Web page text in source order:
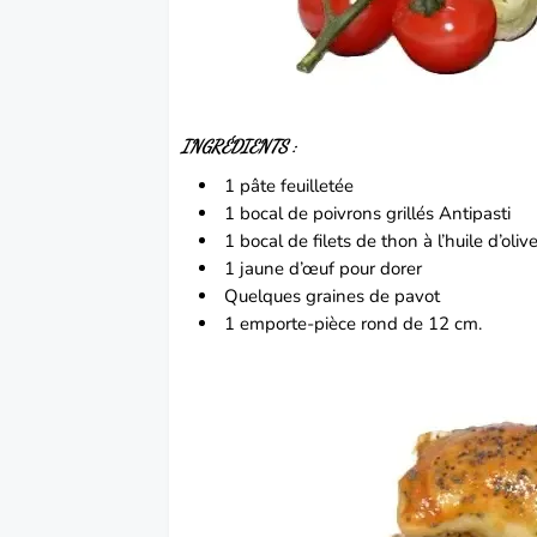
INGRÉDIENTS :
1 pâte feuilletée
1 bocal de poivrons grillés Antipasti
1 bocal de filets de thon à l’huile
1 jaune d’œuf pour dorer
Quelques graines de pavot
1 emporte-pièce rond de 12 cm.